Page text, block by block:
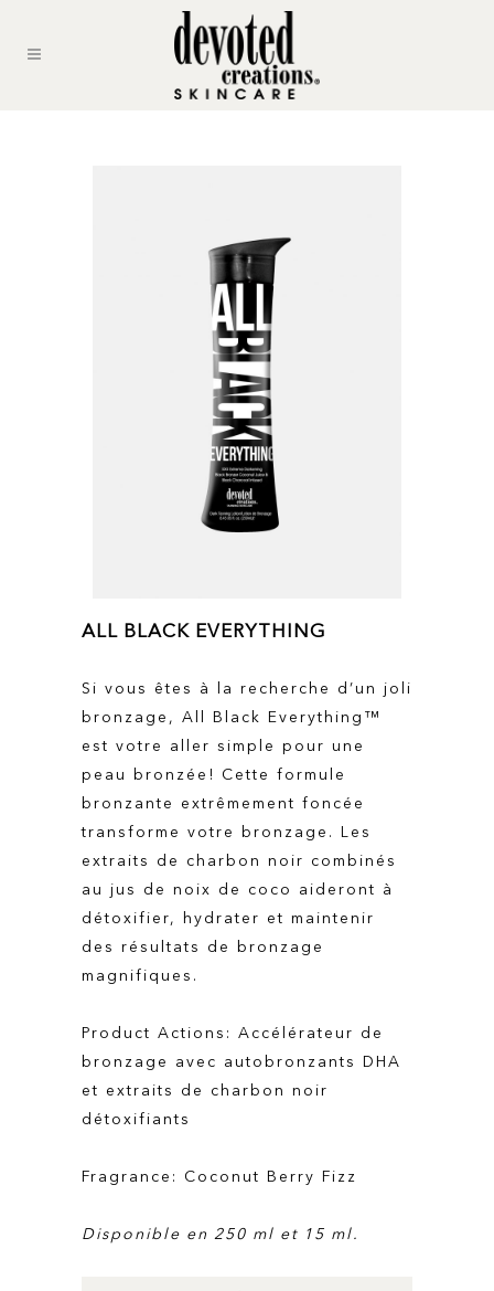
ALL BLACK EVERYTHING
Si vous êtes à la recherche d’un joli
bronzage, All Black Everything™
est votre aller simple pour une
peau bronzée! Cette formule
bronzante extrêmement foncée
transforme votre bronzage. Les
extraits de charbon noir combinés
au jus de noix de coco aideront à
détoxifier, hydrater et maintenir
des résultats de bronzage
magnifiques.
Product Actions: Accélérateur de
bronzage avec autobronzants DHA
et extraits de charbon noir
détoxifiants
Fragrance: Coconut Berry Fizz
Disponible en 250 ml et 15 ml.